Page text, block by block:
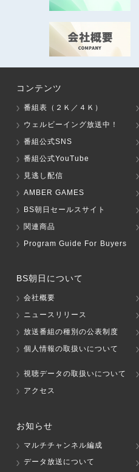
コンテンツ
番組表（２Ｋ／４Ｋ）
ウェルビーイング放送中！
番組公式SNS
番組公式YouTube
見逃し配信
AMBER GAMES
BS朝日セールスサイト
関連商品
Program Guide For Buyers
BS朝日について
会社概要
ニュースリリース
放送番組の種別の公表制度
個人情報の取扱いについて
視聴データの取扱いについて
アクセス
お知らせ
マルチチャンネル編成
データ放送について